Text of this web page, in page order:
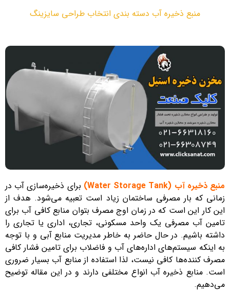
منبع ذخیره آب دسته بندی انتخاب طراحی سایزینگ
منبع ذخیره آب (Water Storage Tank)
برای ذخیره‌سازی آب در
زمانی که بار مصرفی ساختمان زیاد است تعبیه می‌شود. هدف از
این کار این است که در زمان اوج مصرف بتوان منابع کافی آب برای
تامین آب مصرفی یک واحد مسکونی، تجاری، اداری یا تجاری را
داشته باشیم. در حال حاضر به خاطر مدیریت منابع آبی و با توجه
به اینکه سیستم‌های اداره‌های آب و فاضلاب برای تامین فشار کافی
مصرف کننده‌ها کافی نیست، لذا استفاده از منابع آب بسیار ضروری
است. منابع ذخیره آب انواع مختلفی دارند و در این مقاله توضیح
می‌دهیم.